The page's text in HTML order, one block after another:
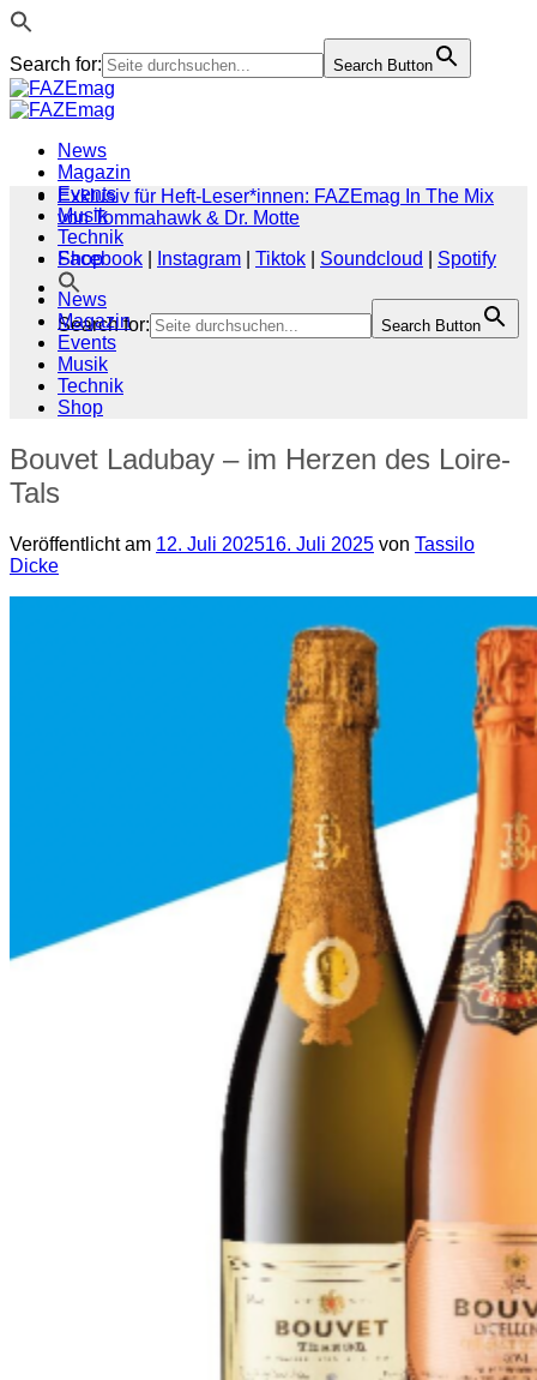
Search for: Search Button
Zum
Inhalt
News
Magazin
Events
Musik
Technik
Shop
Search for: Search Button
Exklusiv für Heft-Leser*innen: FAZEmag In The Mix
von Tommahawk & Dr. Motte
Facebook
Instagram Tiktok Soundcloud
Spotify
News
Magazin
Events
Musik
Technik
Shop
Bouvet Ladubay – im Herzen des Loire-
Tals
Veröffentlicht am 12. Juli 202516. Juli 2025 von Tassilo
Dicke